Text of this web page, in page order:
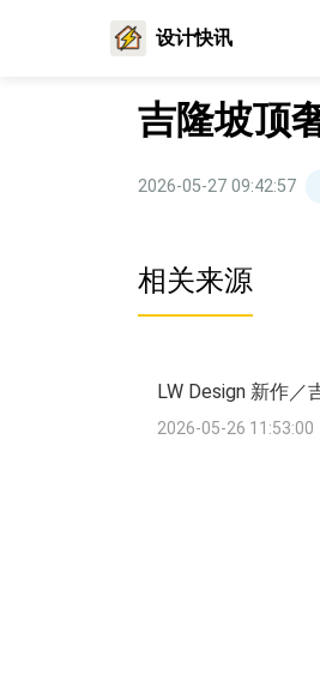
设计快讯
吉隆坡顶
2026-05-27 09:42:57
相关来源
LW Design 新作／
2026-05-26 11:53:00